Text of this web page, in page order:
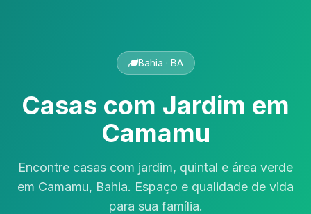
Bahia · BA
Casas com Jardim em
Camamu
Encontre casas com jardim, quintal e área verde
em Camamu, Bahia. Espaço e qualidade de vida
para sua família.